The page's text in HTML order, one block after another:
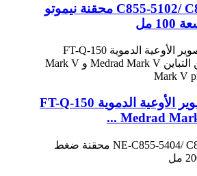
C855-5102/ C855-5106 محقنة نيموتو
مل
محقنة تصوير الأوعية الدموية 150-FT-Q